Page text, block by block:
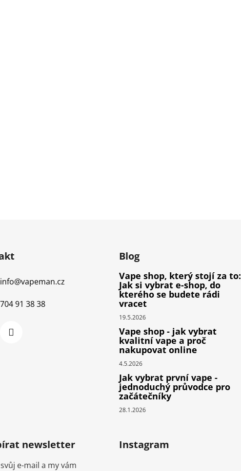
info@vapeman.cz
704 91 38 38
Blog
Vape shop, který stojí za to:
Jak si vybrat e-shop, do
kterého se budete rádi
vracet
19.5.2026
Vape shop - jak vybrat
kvalitní vape a proč
nakupovat online
4.5.2026
Jak vybrat první vape -
jednoduchý průvodce pro
začátečníky
28.1.2026
newsletter
e-mail a my vám
Instagram